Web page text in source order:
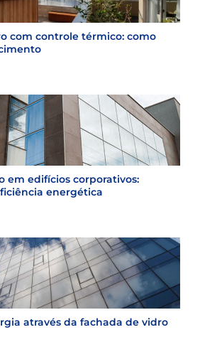
com controle térmico: como
em edifícios corporativos:
energética
através da fachada de vidro